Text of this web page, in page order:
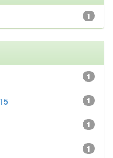
1
1
1
1
1